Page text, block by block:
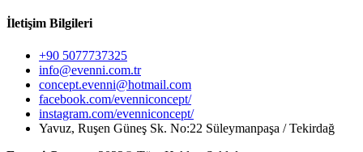
İletişim Bilgileri
+90 5077737325
info@evenni.com.tr
concept.evenni@hotmail.com
facebook.com/evenniconcept/
instagram.com/evenniconcept/
Yavuz, Ruşen Güneş Sk. No:22 Süleymanpaşa / Tekirdağ